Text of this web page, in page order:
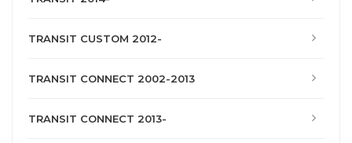
TRANSIT CUSTOM 2012-
TRANSIT CONNECT 2002-2013
TRANSIT CONNECT 2013-